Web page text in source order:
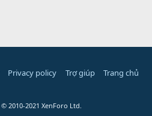
Privacy policy Trợ giúp Trang chủ
© 2010-2021 XenForo Ltd.